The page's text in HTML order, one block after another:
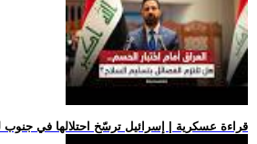
.. قراءة عسكرية | إسرائيل ترسّخ احتلالها في جنوب